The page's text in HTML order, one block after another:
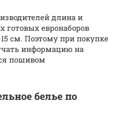
длина и
евронаборов
см. Поэтому при покупке
информацию на
пошивом
белье по